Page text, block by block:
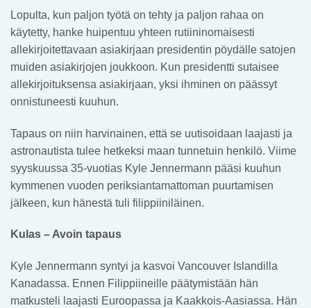
Lopulta, kun paljon työtä on tehty ja paljon rahaa on
käytetty, hanke huipentuu yhteen rutiininomaisesti
allekirjoitettavaan asiakirjaan presidentin pöydälle satojen
muiden asiakirjojen joukkoon. Kun presidentti sutaisee
allekirjoituksensa asiakirjaan, yksi ihminen on päässyt
onnistuneesti kuuhun.
Tapaus on niin harvinainen, että se uutisoidaan laajasti ja
astronautista tulee hetkeksi maan tunnetuin henkilö. Viime
syyskuussa 35-vuotias Kyle Jennermann pääsi kuuhun
kymmenen vuoden periksiantamattoman puurtamisen
jälkeen, kun hänestä tuli filippiiniläinen.
Kulas – Avoin tapaus
Kyle Jennermann syntyi ja kasvoi Vancouver Islandilla
Kanadassa. Ennen Filippiineille päätymistään hän
matkusteli laajasti Euroopassa ja Kaakkois-Aasiassa. Hän